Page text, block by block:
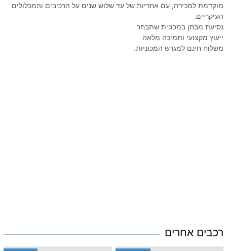
מוקדמת למכירה, עם אחריות של עד שלוש שנים על הרכיבים והמכלולים
העיקריים.
נסיעת מבחן במכונית שתבחר
ייעוץ מקצועי ותמיכה מלאה
משלוח חינם למגרש המכוניות.
רכבים אחרים